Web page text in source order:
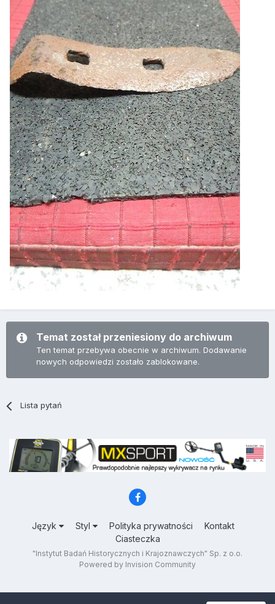
Temat został przeniesiony do archiwum
Ten temat przebywa obecnie w archiwum. Dodawanie
nowych odpowiedzi zostało zablokowane.
Lista pytań
Język Styl Polityka prywatności
Kontakt
Ciasteczka
"Instytut Badań Historycznych i Krajoznawczych" Sp. z o.o.
Powered by Invision Community